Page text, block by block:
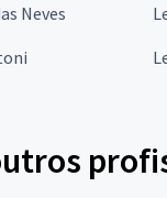
Neves